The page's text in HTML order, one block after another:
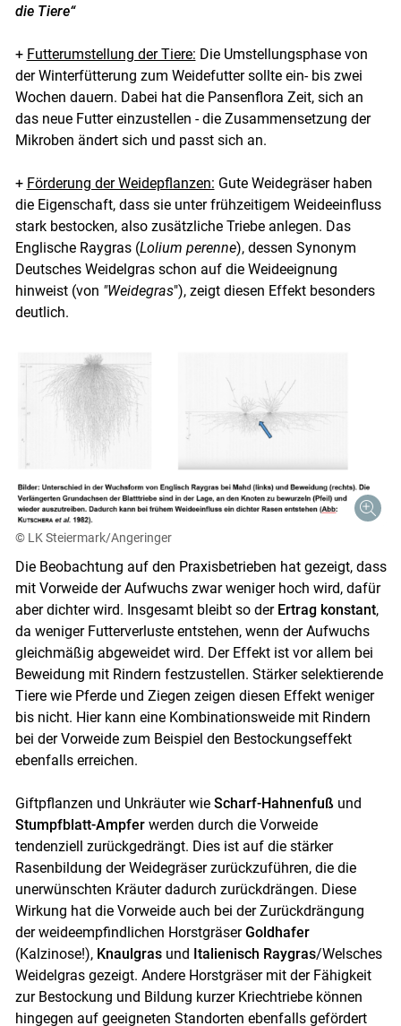
die Tiere“
+ Futterumstellung der Tiere: Die Umstellungsphase von
der Winterfütterung zum Weidefutter sollte ein- bis zwei
Wochen dauern. Dabei hat die Pansenflora Zeit, sich an
das neue Futter einzustellen - die Zusammensetzung der
Mikroben ändert sich und passt sich an.
+ Förderung der Weidepflanzen: Gute Weidegräser haben
die Eigenschaft, dass sie unter frühzeitigem Weideeinfluss
stark bestocken, also zusätzliche Triebe anlegen. Das
Englische Raygras (Lolium perenne), dessen Synonym
Deutsches Weidelgras schon auf die Weideeignung
hinweist (von "Weidegras"), zeigt diesen Effekt besonders
deutlich.
© LK Steiermark/Angeringer
Die Beobachtung auf den Praxisbetrieben hat gezeigt, dass
mit Vorweide der Aufwuchs zwar weniger hoch wird, dafür
aber dichter wird. Insgesamt bleibt so der Ertrag konstant,
da weniger Futterverluste entstehen, wenn der Aufwuchs
gleichmäßig abgeweidet wird. Der Effekt ist vor allem bei
Beweidung mit Rindern festzustellen. Stärker selektierende
Tiere wie Pferde und Ziegen zeigen diesen Effekt weniger
bis nicht. Hier kann eine Kombinationsweide mit Rindern
bei der Vorweide zum Beispiel den Bestockungseffekt
ebenfalls erreichen.
Giftpflanzen und Unkräuter wie Scharf-Hahnenfußund
Stumpfblatt-Ampferwerden durch die Vorweide
tendenziell zurückgedrängt. Dies ist auf die stärker
Rasenbildung der Weidegräser zurückzuführen, die die
unerwünschten Kräuter dadurch zurückdrängen. Diese
Wirkung hat die Vorweide auch bei der Zurückdrängung
der weideempfindlichen HorstgräserGoldhafer
(Kalzinose!), Knaulgrasund Italienisch Raygras/Welsches
Weidelgras gezeigt. Andere Horstgräser mit der Fähigkeit
zur Bestockung und Bildung kurzer Kriechtriebe können
hingegen auf geeigneten Standorten ebenfalls gefördert